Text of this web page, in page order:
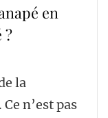
en
?
la
n’est pas